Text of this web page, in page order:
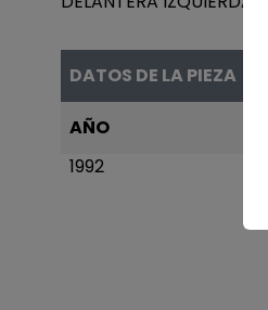
DATOS DE LA PIEZA
AÑO
1992